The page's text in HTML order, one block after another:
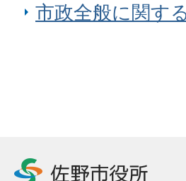
市政全般に関す